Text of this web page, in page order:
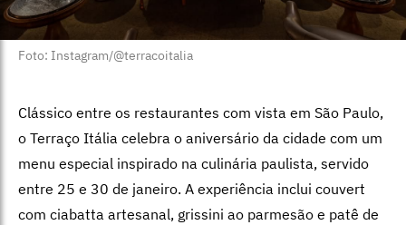
Foto: Instagram/@terracoitalia
Clássico entre os restaurantes com vista em São Paulo,
o Terraço Itália celebra o aniversário da cidade com um
menu especial inspirado na culinária paulista, servido
entre 25 e 30 de janeiro. A experiência inclui couvert
com ciabatta artesanal, grissini ao parmesão e patê de